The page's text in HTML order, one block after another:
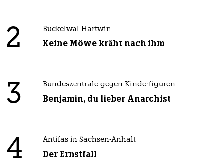
2 Buckelwal Hartwin
Keine Möwe kräht nach ihm
3 Bundeszentrale gegen Kinderfiguren
Benjamin, du lieber Anarchist
4 Antifas in Sachsen-Anhalt
Der Ernstfall